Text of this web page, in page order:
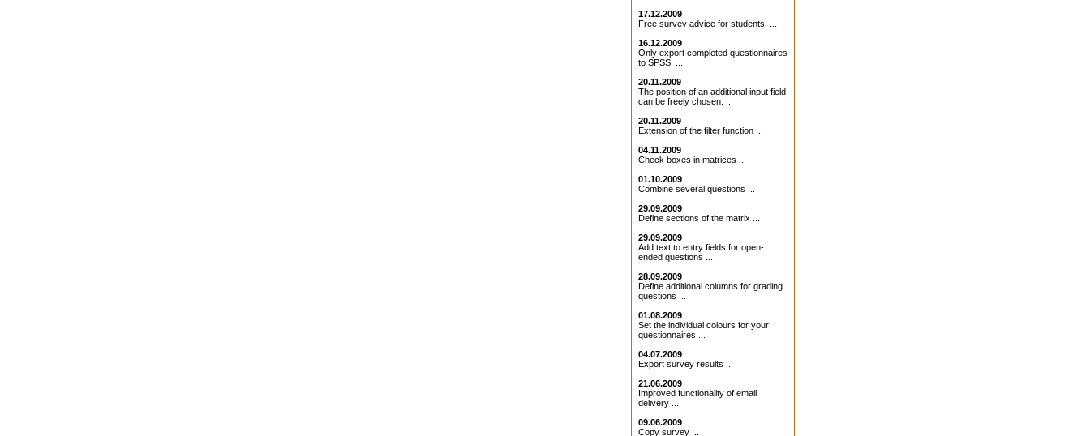
17.12.2009
Free survey advice for students. ...
16.12.2009
Only export completed questionnaires
to SPSS. ...
20.11.2009
The position of an additional input field
can be freely chosen. ...
20.11.2009
Extension of the filter function ...
04.11.2009
Check boxes in matrices ...
01.10.2009
Combine several questions ...
29.09.2009
Define sections of the matrix ...
29.09.2009
Add text to entry fields for open-
ended questions ...
28.09.2009
Define additional columns for grading
questions ...
01.08.2009
Set the individual colours for your
questionnaires ...
04.07.2009
Export survey results ...
21.06.2009
Improved functionality of email
delivery ...
09.06.2009
Copy survey ...